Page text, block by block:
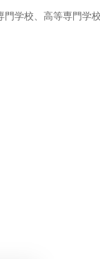
門学校、高等専門学校